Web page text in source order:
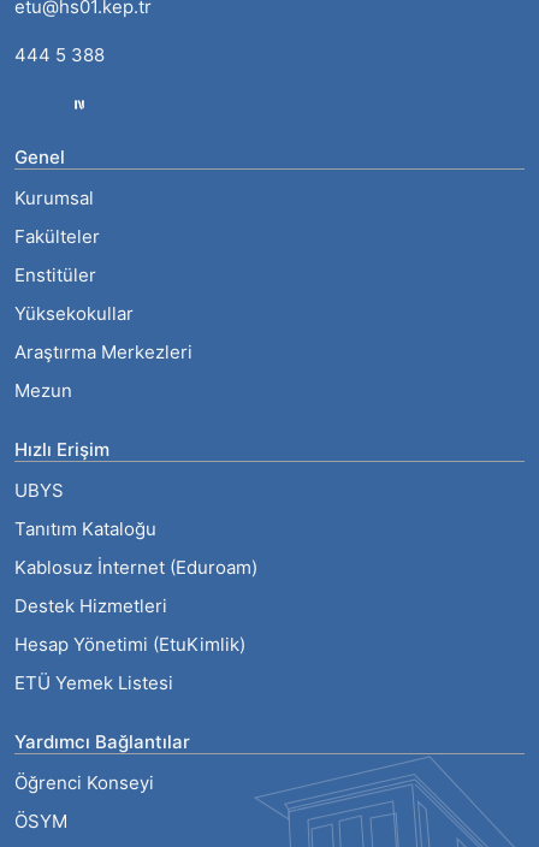
etu@hs01.kep.tr
444 5 388
Genel
Kurumsal
Fakülteler
Enstitüler
Yüksekokullar
Araştırma Merkezleri
Mezun
Hızlı Erişim
UBYS
Tanıtım Kataloğu
Kablosuz İnternet (Eduroam)
Destek Hizmetleri
Hesap Yönetimi (EtuKimlik)
ETÜ Yemek Listesi
Yardımcı Bağlantılar
Öğrenci Konseyi
ÖSYM